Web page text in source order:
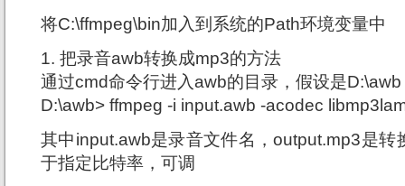
将C:\ffmpeg\bin加入到系统的Path环境变量中
1. 把录音awb转换成mp3的方法
通过cmd命令行进入awb的目录，假设是
D:\awb> ffmpeg -i input.awb -acodec
其中input.awb是录音文件名，output.mp3是转
于指定比特率，可调